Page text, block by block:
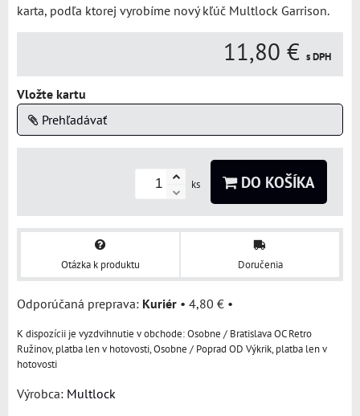
karta, podľa ktorej vyrobíme nový kľúč Multlock Garrison.
11,80 € s DPH
Vložte kartu
Prehľadávať
ks DO KOŠÍKA
Otázka k produktu Doručenia
Kuriér • 4,80 € •
Osobne / Bratislava OC Retro
Ružinov, platba len v hotovosti, Osobne / Poprad OD Výkrik, platba len v
hotovosti
Výrobca: Multlock